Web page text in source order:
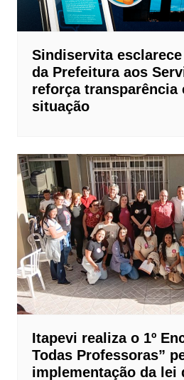
Sindiservita
da Prefeitura aos
reforça transparência
situação
Itapevi realiza o 1º
Todas Professoras”
implementação da lei